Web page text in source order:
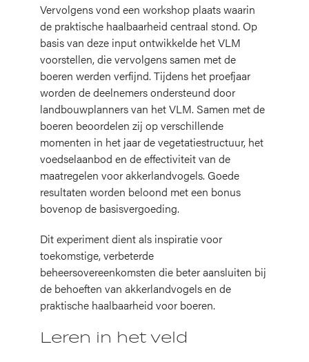
Vervolgens vond een workshop plaats waarin
de praktische haalbaarheid centraal stond. Op
basis van deze input ontwikkelde het VLM
voorstellen, die vervolgens samen met de
boeren werden verfijnd. Tijdens het proefjaar
worden de deelnemers ondersteund door
landbouwplanners van het VLM. Samen met de
boeren beoordelen zij op verschillende
momenten in het jaar de vegetatiestructuur, het
voedselaanbod en de effectiviteit van de
maatregelen voor akkerlandvogels. Goede
resultaten worden beloond met een bonus
bovenop de basisvergoeding.
Dit experiment dient als inspiratie voor
toekomstige, verbeterde
beheersovereenkomsten die beter aansluiten bij
de behoeften van akkerlandvogels en de
praktische haalbaarheid voor boeren.
Leren in het veld